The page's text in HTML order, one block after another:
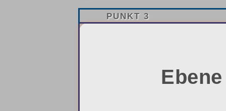
PUNKT 3